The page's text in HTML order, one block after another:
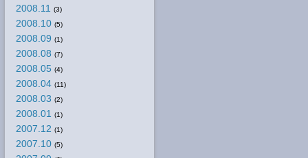
2008.11 (3)
2008.10 (5)
2008.09 (1)
2008.08 (7)
2008.05 (4)
2008.04 (11)
2008.03 (2)
2008.01 (1)
2007.12 (1)
2007.10 (5)